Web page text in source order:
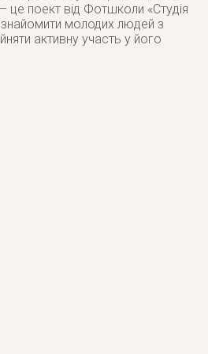
поект від Фотшколи «Студія
молодих людей з
активну участь у його